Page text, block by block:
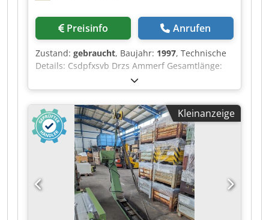
Preisinfo Anrufen
Zustand: gebraucht, Baujahr: 1997, Technische
Details: Csdpfxsvb Drzs Ammerf Gesamtlänge:
1200 mm Bandbreite: 500 mm Förderhöhe: 1200
Maschinengewicht ca.: 1 t Raumbedarf ca.: 4,0 x
1,5 x 2,2 m Späneförderer mit Kühlmitteltank
und Pumpe Absaugeinrichtung *
Kleinanzeige